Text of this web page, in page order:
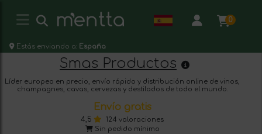
0
Estás enviando a: España
Smas Productos
Líder europeo en precio, envío rápido y distribución online de vinos,
champagnes, cavas, cervezas y destilados de todo el mundo.
Envío gratis
4,5
124 valoraciones
Sin pedido mínimo